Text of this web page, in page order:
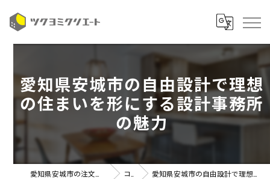
愛知県安城市の自由設計で理想
の住まいを形にする設計事務所
の魅力
コラム 愛知県安城市の自由設計で理想の住まいを形にする設計事務所の魅力